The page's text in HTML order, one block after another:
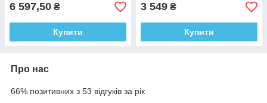
6 597,50 ₴
Купити
3 549 ₴
Купити
Про нас
66% позитивних з 53 відгуків за рік